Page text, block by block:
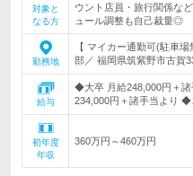
対象と
なる方
ウント店員・旅行関係な
ュール調整も自己裁量◎
勤務地
【 マイカー通勤可(駐車
部／ 福岡県筑紫野市古賀
給与
◆大卒 月給248,000円＋
234,000円＋諸手当より
初年度
年収
360万円～460万円